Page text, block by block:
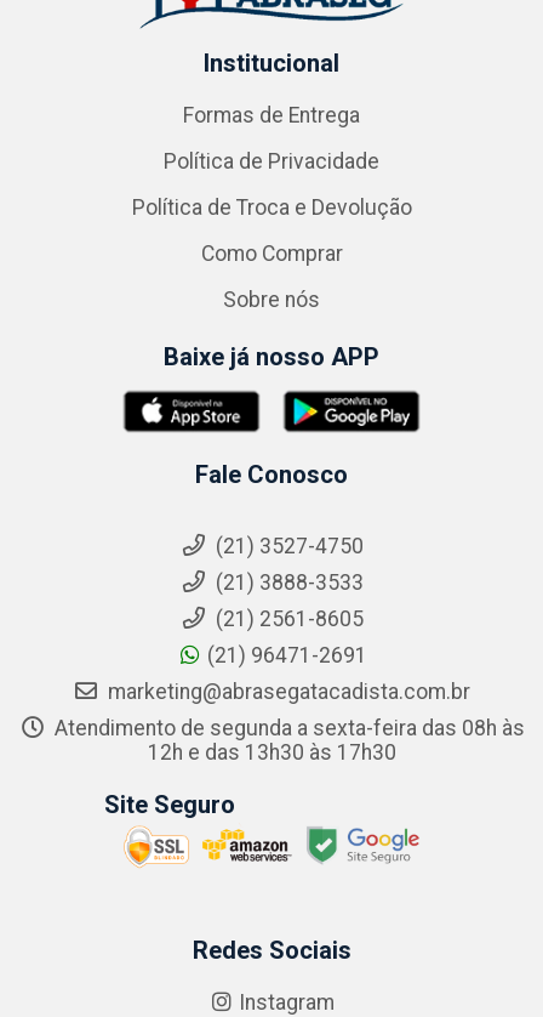
Institucional
Formas de Entrega
Política de Privacidade
Política de Troca e Devolução
Como Comprar
Sobre nós
Baixe já nosso APP
Fale Conosco
(21) 3527-4750
(21) 3888-3533
(21) 2561-8605
(21) 96471-2691
marketing@abrasegatacadista.com.br
Atendimento de segunda a sexta-feira das 08h às
12h e das 13h30 às 17h30
Site Seguro
Redes Sociais
Instagram